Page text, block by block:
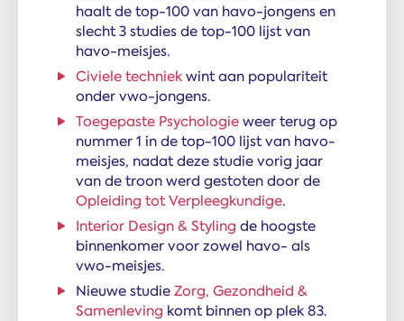
haalt de top-100 van havo-jongens en
slecht 3 studies de top-100 lijst van
havo-meisjes.
Civiele techniekwint aan populariteit
onder vwo-jongens.
Toegepaste Psychologieweer terug op
nummer 1 in de top-100 lijst van havo-
meisjes, nadat deze studie vorig jaar
van de troon werd gestoten door de
Opleiding tot Verpleegkundige.
Interior Design & Styling de hoogste
binnenkomer voor zowel havo- als
vwo-meisjes.
Nieuwe studieZorg, Gezondheid &
Samenleving komt binnen op plek 83.